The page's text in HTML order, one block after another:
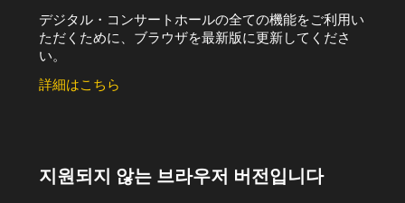
デジタル・コンサートホールの全ての機能をご利用い
ただくために、ブラウザを最新版に更新してくださ
い。
詳細はこちら
지원되지 않는 브라우저 버전입니다